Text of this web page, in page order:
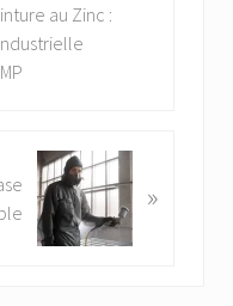
au Zinc :
»